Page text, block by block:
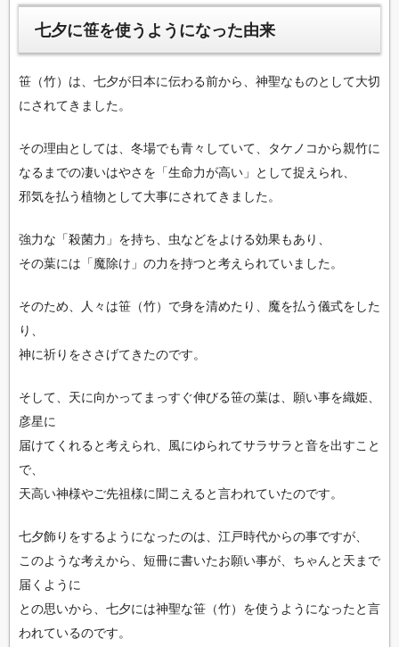
七夕に笹を使うようになった由来
笹（竹）は、七夕が日本に伝わる前から、神聖なものとして大切
にされてきました。
その理由としては、冬場でも青々していて、タケノコから親竹に
なるまでの凄いはやさを「生命力が高い」として捉えられ、
邪気を払う植物として大事にされてきました。
強力な「殺菌力」を持ち、虫などをよける効果もあり、
その葉には「魔除け」の力を持つと考えられていました。
そのため、人々は笹（竹）で身を清めたり、魔を払う儀式をした
り、
神に祈りをささげてきたのです。
そして、天に向かってまっすぐ伸びる笹の葉は、願い事を織姫、
彦星に
届けてくれると考えられ、風にゆられてサラサラと音を出すこと
で、
天高い神様やご先祖様に聞こえると言われていたのです。
七夕飾りをするようになったのは、江戸時代からの事ですが、
このような考えから、短冊に書いたお願い事が、ちゃんと天まで
届くように
との思いから、七夕には神聖な笹（竹）を使うようになったと言
われているのです。